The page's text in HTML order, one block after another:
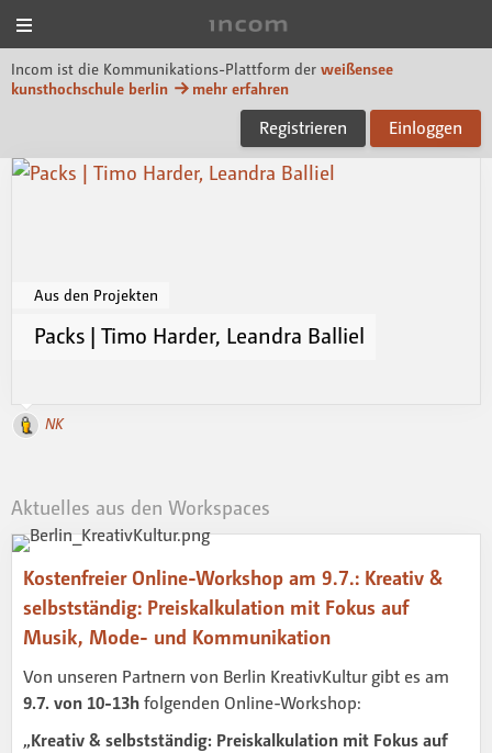
Incom ist die Kommunikations-Plattform der weißensee
kunsthochschule berlin
mehr erfahren
Registrieren Einloggen
Aus den Projekten
Packs | Timo Harder, Leandra Balliel
NK
Aktuelles aus den Workspaces
Kostenfreier Online-Workshop am 9.7.: Kreativ &
selbstständig: Preiskalkulation mit Fokus auf
Musik, Mode- und Kommunikation
Von unseren Partnern von Berlin KreativKultur gibt es am
9.7. von 10-13h folgenden Online-Workshop:
„Kreativ & selbstständig: Preiskalkulation mit Fokus auf